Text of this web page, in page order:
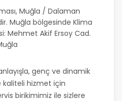
Muğla / Dalaman
Muğla bölgesinde Klima
Mehmet Akif Ersoy Cad.
genç ve dinamik
kaliteli hizmet için
birikimimiz ile sizlere